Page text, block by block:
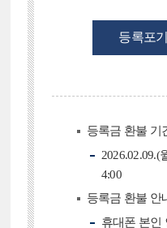
등록포
등록금 환불 기
2026.02.09.(
4:00
등록금 환불 안
휴대폰 본인